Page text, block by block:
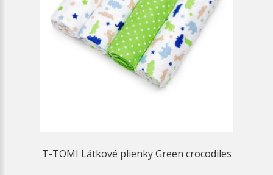
T-TOMI Látkové plienky Green crocodiles